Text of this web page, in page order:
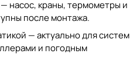
насос, краны, термометры и
после монтажа.
— актуально для систем
и погодным